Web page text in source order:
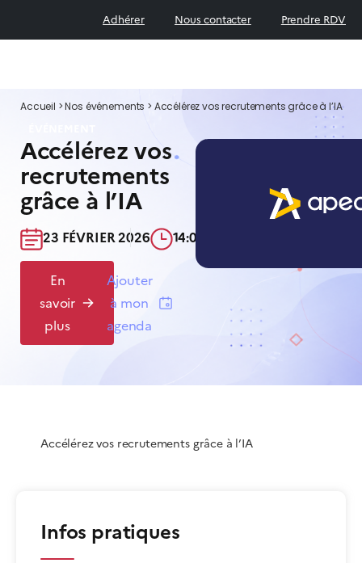
Adhérer Nous contacter Prendre RDV
Accueil >Nos événements > Accélérez vos recrutements grâce à l’IA
Accélérez vos
recrutements
grâce à l’IA
23 FÉVRIER 2026​ 14:00-17:00​
En
savoir
plus
Ajouter
à mon
agenda
Accélérez vos recrutements grâce à l’IA
Infos pratiques